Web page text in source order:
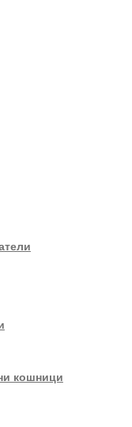
кошници